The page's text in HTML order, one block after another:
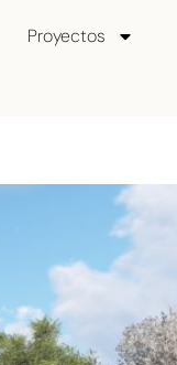
Proyectos